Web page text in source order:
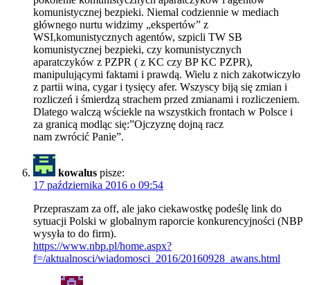
komunistycznej bezpieki. Niemal codziennie w mediach
głównego nurtu widzimy „ekspertów” z
WSI,komunistycznych agentów, szpicli TW SB
komunistycznej bezpieki, czy komunistycznych
aparatczyków z PZPR ( z KC czy BP KC PZPR),
manipulującymi faktami i prawdą. Wielu z nich zakotwiczyło
z partii wina, cygar i tysięcy afer. Wszyscy biją się zmian i
rozliczeń i śmierdzą strachem przed zmianami i rozliczeniem.
Dlatego walczą wściekle na wszystkich frontach w Polsce i
za granicą modląc się:”Ojczyznę dojną racz
nam zwrócić Panie”.
kowalus pisze:
17 października 2016 o 09:54
Przepraszam za off, ale jako ciekawostkę podeślę link do
sytuacji Polski w globalnym raporcie konkurencyjności (NBP
wysyła to do firm).
https://www.nbp.pl/home.aspx?
f=/aktualnosci/wiadomosci_2016/20160928_awans.html